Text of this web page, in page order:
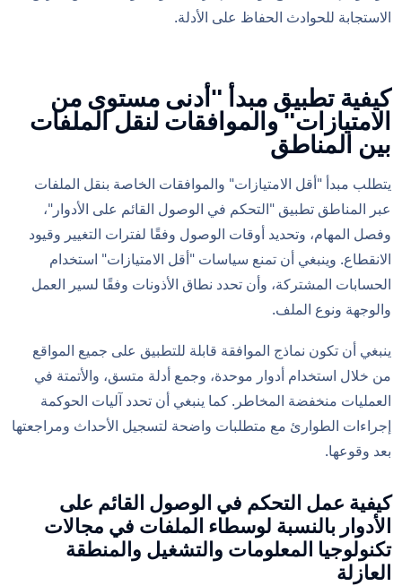
الاستجابة للحوادث الحفاظ على الأدلة.
كيفية تطبيق مبدأ "أدنى مستوى من
الامتيازات" والموافقات لنقل الملفات
بين المناطق
يتطلب مبدأ "أقل الامتيازات" والموافقات الخاصة بنقل الملفات
عبر المناطق تطبيق "التحكم في الوصول القائم على الأدوار"،
وفصل المهام، وتحديد أوقات الوصول وفقًا لفترات التغيير وقيود
الانقطاع. وينبغي أن تمنع سياسات "أقل الامتيازات" استخدام
الحسابات المشتركة، وأن تحدد نطاق الأذونات وفقًا لسير العمل
والوجهة ونوع الملف.
ينبغي أن تكون نماذج الموافقة قابلة للتطبيق على جميع المواقع
من خلال استخدام أدوار موحدة، وجمع أدلة متسق، والأتمتة في
العمليات منخفضة المخاطر. كما ينبغي أن تحدد آليات الحوكمة
إجراءات الطوارئ مع متطلبات واضحة لتسجيل الأحداث ومراجعتها
بعد وقوعها.
كيفية عمل التحكم في الوصول القائم على
الأدوار بالنسبة لوسطاء الملفات في مجالات
تكنولوجيا المعلومات والتشغيل والمنطقة
العازلة